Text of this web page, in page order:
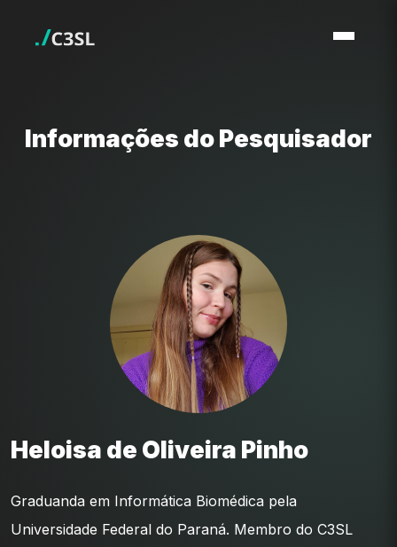
Informações do Pesquisador
Heloisa de Oliveira Pinho
Graduanda em Informática Biomédica pela
Universidade Federal do Paraná. Membro do C3SL